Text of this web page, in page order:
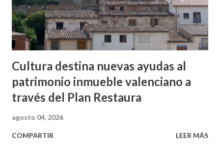
Cultura destina nuevas ayudas al
patrimonio inmueble valenciano a
través del Plan Restaura
agosto 04, 2026
COMPARTIR LEER MÁS